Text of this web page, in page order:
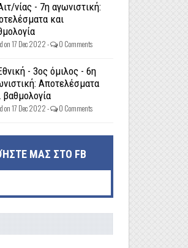
νίας - 7η αγωνιστική:
και
on 17 Dec 2022 - 0 Comments
- 3ος όμιλος - 6η
Αποτελέσματα
βαθμολογία
on 17 Dec 2022 - 0 Comments
ΜΑΣ ΣΤΟ FB